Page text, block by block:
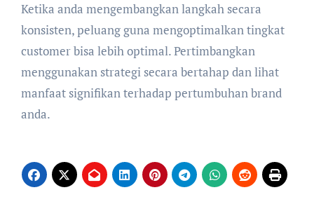
Ketika anda mengembangkan langkah secara
konsisten, peluang guna mengoptimalkan tingkat
customer bisa lebih optimal. Pertimbangkan
menggunakan strategi secara bertahap dan lihat
manfaat signifikan terhadap pertumbuhan brand
anda.